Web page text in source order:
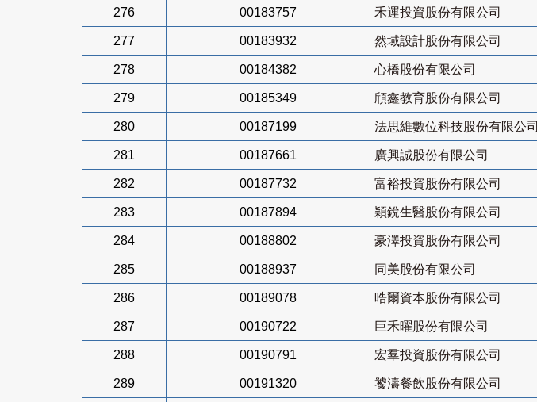
276 00183757 禾運投資股份有限公司
277 00183932 然域設計股份有限公司
278 00184382 心橋股份有限公司
279 00185349 頎鑫教育股份有限公司
280 00187199 法思維數位科技股份有限公司
281 00187661 廣興誠股份有限公司
282 00187732 富裕投資股份有限公司
283 00187894 穎銳生醫股份有限公司
284 00188802 豪澤投資股份有限公司
285 00188937 同美股份有限公司
286 00189078 晧爾資本股份有限公司
287 00190722 巨禾曜股份有限公司
288 00190791 宏羣投資股份有限公司
289 00191320 饕濤餐飲股份有限公司